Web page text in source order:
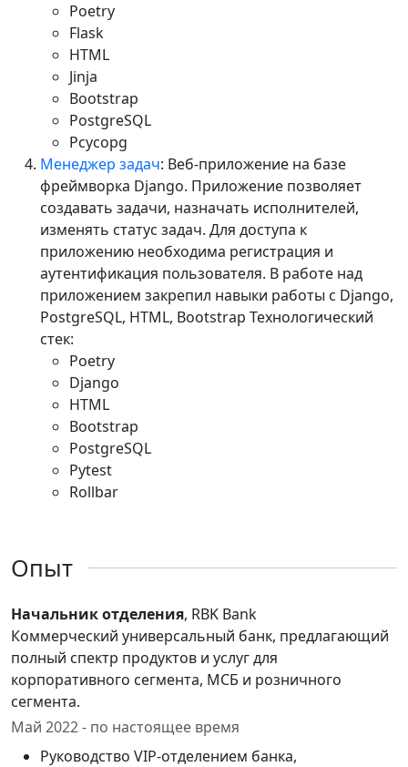
Poetry
Flask
HTML
Jinja
Bootstrap
PostgreSQL
Pcycopg
Менеджер задач: Веб-приложение на базе
фреймворка Django. Приложение позволяет
создавать задачи, назначать исполнителей,
изменять статус задач. Для доступа к
приложению необходима регистрация и
аутентификация пользователя. В работе над
приложением закрепил навыки работы с Django,
PostgreSQL, HTML, Bootstrap Технологический
стек:
Poetry
Django
HTML
Bootstrap
PostgreSQL
Pytest
Rollbar
Опыт
Начальник отделения, RBK Bank
Коммерческий универсальный банк, предлагающий
полный спектр продуктов и услуг для
корпоративного сегмента, МСБ и розничного
сегмента.
Май 2022 - по настоящее время
Руководство VIP-отделением банка,